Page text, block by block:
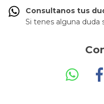
Consultanos tus
Si tenes alguna duda